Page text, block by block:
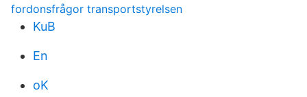
fordonsfrågor transportstyrelsen
KuB
En
oK